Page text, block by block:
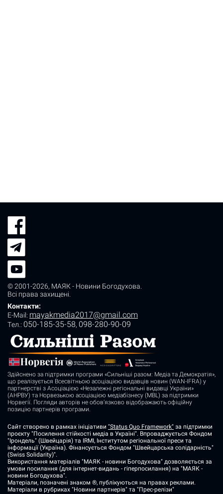
© 2001-2026, МАЯК - Новини Богодухова
Всі права захищені.
Контакти:
E-Mail: mayakmedia2017@gmail.com
Tел.: 050-185-35-58, 098-280-90-09
Здійснено за підтримки програми «Сильніші разом: Медіа та Демократія»,
що реалізується Всесвітньою асоціацією видавців новин (WAN-IFRA) у
партнерстві з Асоціацією «Незалежні регіональні видавці України»
(АНРВУ) та Норвезькою асоціацією медіабізнесу (MBL) за підтримки
Норвегії. Погляди авторів не обов’язково відображають офіційну
позицію партнерів програми.
Сайт створено в рамках ініціативи "Status Quo Framework" за підтримки
проєкту "Посилення стійкості медіа в Україні". Впроваджується Фондом
"Ірондель" (Швейцарія) та IRMI, Інститутом регіональної преси та
інформації (Україна). Фінансується Фондом "Швейцарська солідарність"
(Swiss Solidarity)".
Використання матеріалів "МАЯК - новини Богодухова" дозволяється за
умови посилання (для інтернет-видань - гіперпосилання) на "МАЯК -
новини Богодухова".
Матеріали, позначені знаком ®, публікуються на правах реклами.
Матеріали в рубриках "Новини партнерів" та "Прес-релізи"